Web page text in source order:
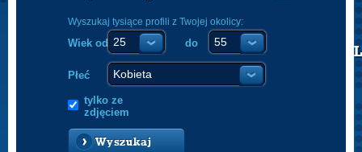
POLISH
Wyszukaj tysiące profili z Twojej okolicy:
Wiek od do
Płeć
tylko ze
zdjęciem
Wyszukaj